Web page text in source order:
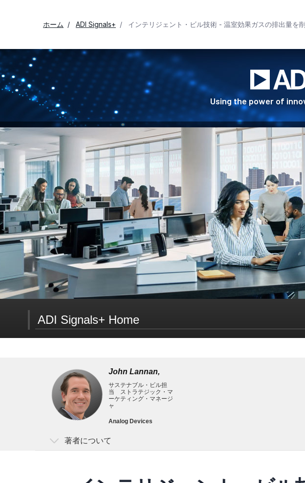
ホーム ADI Signals+ インテリジェント・ビル技術 - 温室効果ガスの排出量
Using the power of
ADI Signals+ Home
Signals+ ニュースレター登録
Signals+はコネクティビティ、デジタルヘルス、モビリティ、スマートインダスト
John Lannan,
サステナブル・ビル担
当 ストラテジック・マ
ーケティング・マネージ
ャ
Analog Devices
著者について